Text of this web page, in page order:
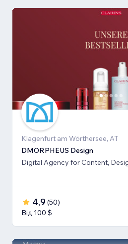
Klagenfurt am Wörthersee, AT
DMORPHEUS Design
Digital Agency for Content,
4,9 (50)
Від 100 $